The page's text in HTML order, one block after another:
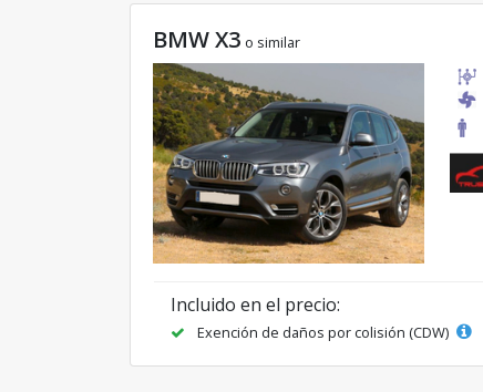
BMW X3 o similar
Incluido en el precio:
Exención de daños por colisión (CDW)